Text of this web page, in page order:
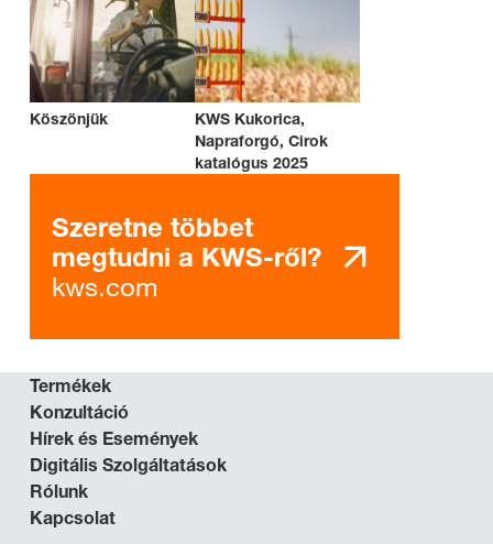
Köszönjük
KWS Kukorica,
Napraforgó, Cirok
katalógus 2025
Szeretne többet
megtudni a KWS-ről?
kws.com
Termékek
Konzultáció
Hírek és Események
Digitális Szolgáltatások
Rólunk
Kapcsolat